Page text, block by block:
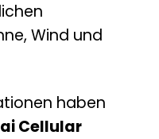
Wind und
haben
Cellular